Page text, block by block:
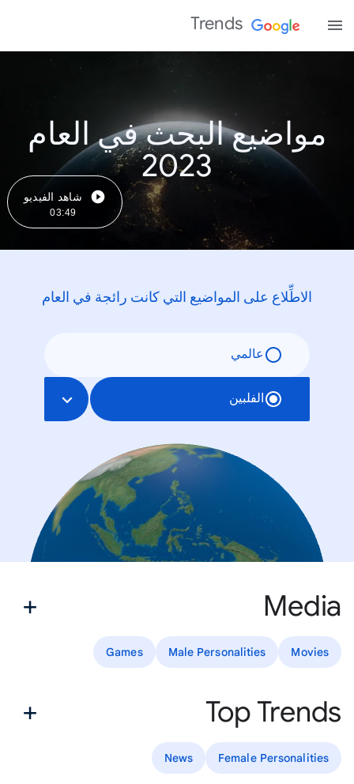
Trends
مواضيع البحث في العام
2023
شاهد الفيديو
03:49
الاطِّلاع على المواضيع التي كانت رائجة في العام
عالمي
الفلبين
Media
Movies
Male Personalities
Games
Top Trends
Female Personalities
News